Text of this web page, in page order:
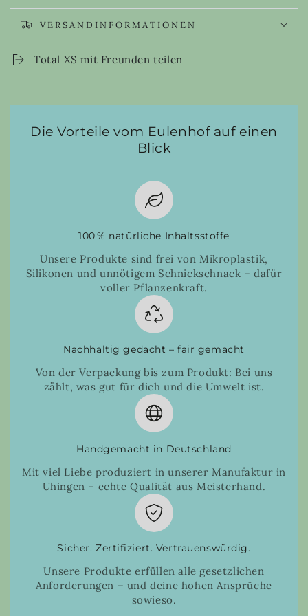
VERSANDINFORMATIONEN
Total XS mit Freunden teilen
Die Vorteile vom Eulenhof auf einen
Blick
100 % natürliche Inhaltsstoffe
Unsere Produkte sind frei von Mikroplastik,
Silikonen und unnötigem Schnickschnack – dafür
voller Pflanzenkraft.
Nachhaltig gedacht – fair gemacht
Von der Verpackung bis zum Produkt: Bei uns
zählt, was gut für dich und die Umwelt ist.
Handgemacht in Deutschland
Mit viel Liebe produziert in unserer Manufaktur in
Uhingen – echte Qualität aus Meisterhand.
Sicher. Zertifiziert. Vertrauenswürdig.
Unsere Produkte erfüllen alle gesetzlichen
Anforderungen – und deine hohen Ansprüche
sowieso.